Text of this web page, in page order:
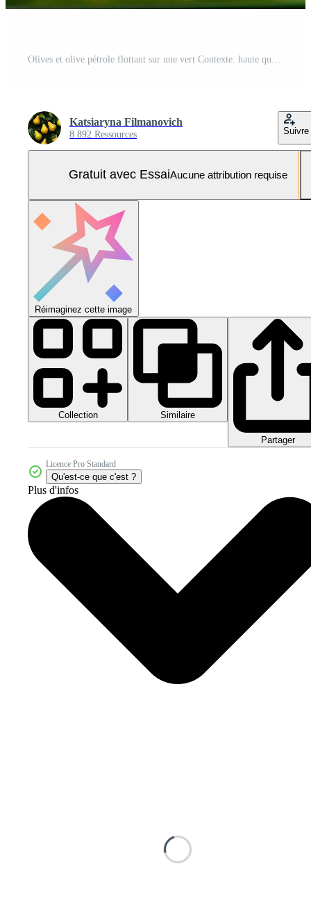
Katsiaryna Filmanovich
8 892 Ressources Suivre
Gratuit avec EssaiAucune attribution requise
Réimaginez cette image
Collection Similaire
Partager
Licence Pro Standard
Qu'est-ce que c'est ?
Plus d'infos